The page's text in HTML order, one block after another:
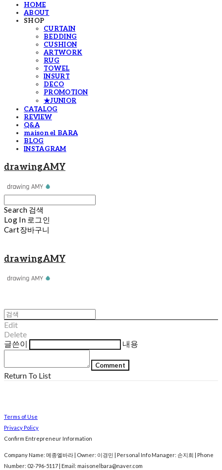
HOME
ABOUT
SHOP
CURTAIN
BEDDING
CUSHION
ARTWORK
RUG
TOWEL
INSURT
DECO
PROMOTION
★JUNIOR
CATALOG
REVIEW
Q&A
maison el BARA
BLOG
INSTAGRAM
drawingAMY
Search 검색
Log In 로그인
Cart장바구니
drawingAMY
Edit
Delete
글쓴이
내용
Comment
Return To List
Terms of Use
Privacy Policy
Confirm Entrepreneur Information
Company Name: 메종엘바라 | Owner: 이경민 | Personal Info Manager: 손지희 | Phone
Number: 02-796-5117 | Email: maisonelbara@naver.com